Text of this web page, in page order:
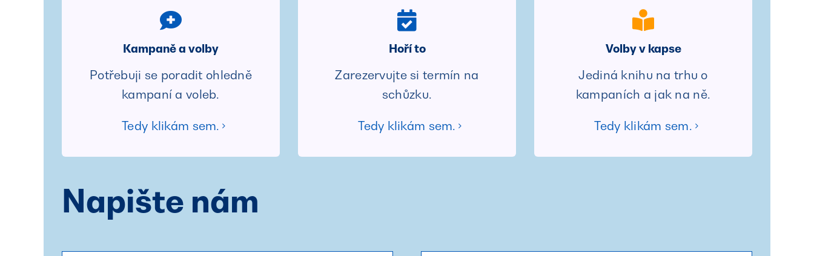
Kampaně a volby
Potřebuji se poradit ohledně
kampaní a voleb.
Tedy klikám sem.
Hoří to
Zarezervujte si termín na
schůzku.
Tedy klikám sem.
Volby v kapse
Jediná knihu na trhu o
kampaních a jak na ně.
Tedy klikám sem.
Napište nám